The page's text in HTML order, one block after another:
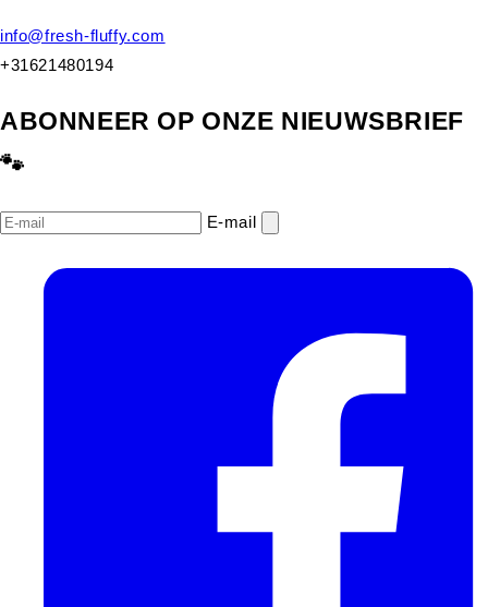
info@fresh-fluffy.com
+31621480194
ABONNEER OP ONZE NIEUWSBRIEF
🐾
E‑mail